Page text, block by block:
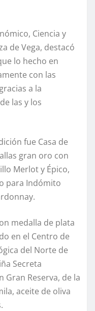
Ciencia y
de Vega, destacó
lo hecho en
con las
a la
las y los
fue Casa de
gran oro con
Merlot y Épico,
para Indómito
medalla de plata
en el Centro de
del Norte de
Secreta
Gran Reserva, de la
aceite de oliva